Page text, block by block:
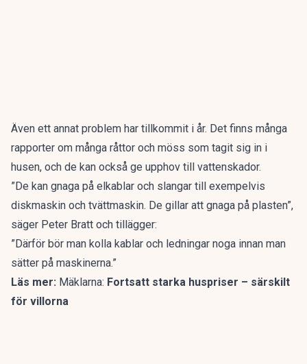
Även ett annat problem har tillkommit i år. Det finns många
rapporter om många råttor och möss som tagit sig in i
husen, och de kan också ge upphov till vattenskador.
”De kan gnaga på elkablar och slangar till exempelvis
diskmaskin och tvättmaskin. De gillar att gnaga på plasten”,
säger Peter Bratt och tillägger:
”Därför bör man kolla kablar och ledningar noga innan man
sätter på maskinerna.”
Läs mer: Mäklarna: Fortsatt starka huspriser – särskilt
för villorna